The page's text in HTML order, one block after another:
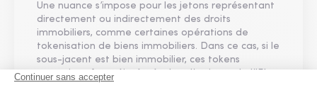
Une nuance s’impose pour les jetons représentant
directement ou indirectement des droits
immobiliers, comme certaines opérations de
tokenisation de biens immobiliers. Dans ce cas, si le
sous-jacent est bien immobilier, ces tokens
pourraient être réintégrés dans l’assiette de l’IFI,